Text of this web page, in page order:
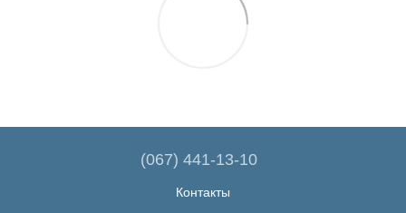
(067) 441-13-10
Контакты